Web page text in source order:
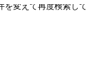
を変えて再度検索して